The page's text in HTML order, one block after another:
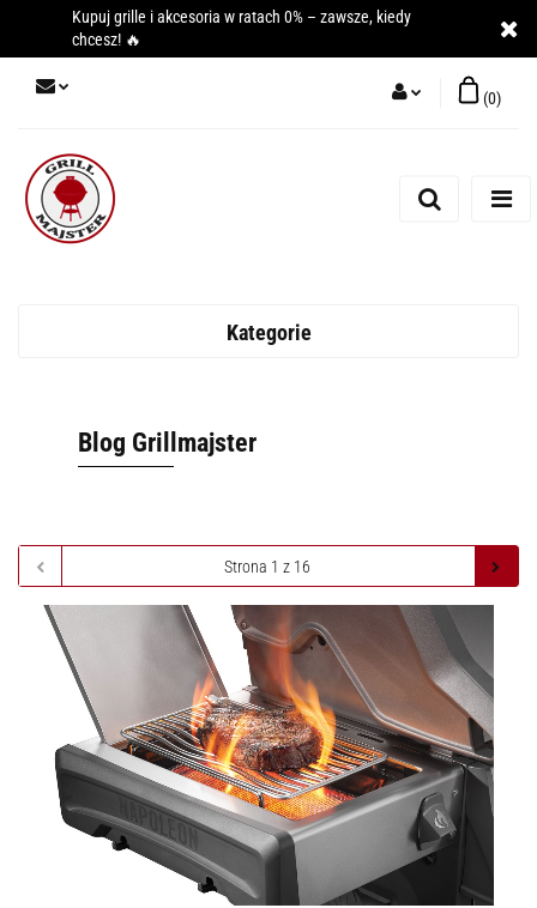
Kupuj grille i akcesoria w ratach 0% – zawsze, kiedy
chcesz! 🔥
Zarejestruj się
(0)
Kategorie
Blog Grillmajster